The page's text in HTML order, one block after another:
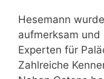
Hesemann
aufmerksam und
Experten für
Zahlreiche